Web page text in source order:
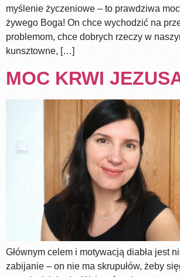
myślenie życzeniowe – to prawdziwa
żywego Boga! On chce wychodzić na
problemom, chce dobrych rzeczy w
kunsztowne, […]
MOC KRWI
Głównym celem i motywacją diabła jest
zabijanie – on nie ma skrupułów, żeby